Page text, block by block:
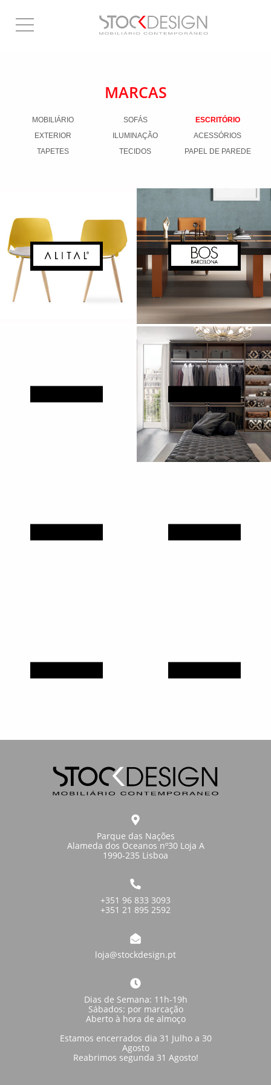
MARCAS
MOBILIÁRIO SOFÁS
ESCRITÓRIO
EXTERIOR
ILUMINAÇÃO
ACESSÓRIOS
TAPETES
TECIDOS PAPEL DE PAREDE
Parque das Nações
Alameda dos Oceanos nº30 Loja A
1990-235 Lisboa
+351 96 833 3093
+351 21 895 2592
loja@stockdesign.pt
Dias de Semana: 11h-19h
Sábados: por marcação
Aberto à hora de almoço
Estamos encerrados dia 31 Julho a 30
Agosto
Reabrimos segunda 31 Agosto!